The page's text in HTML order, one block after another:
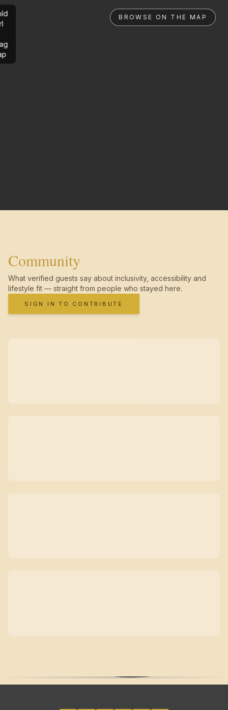
BROWSE ON THE MAP
Community
What verified guests say about inclusivity, accessibility and
lifestyle fit — straight from people who stayed here.
SIGN IN TO CONTRIBUTE